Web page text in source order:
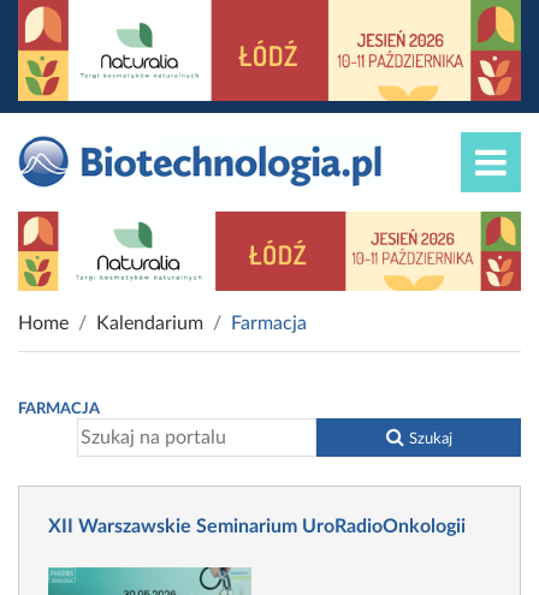
Home Kalendarium Farmacja
FARMACJA
Szukaj
XII Warszawskie Seminarium UroRadioOnkologii